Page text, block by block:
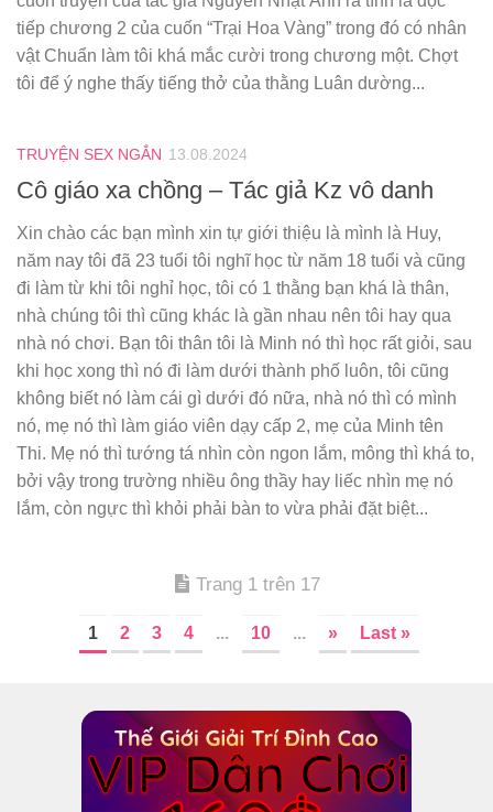
tiếp chương 2 của cuốn “Trại Hoa Vàng” trong đó có nhân
vật Chuẩn làm tôi khá mắc cười trong chương một. Chợt
tôi để ý nghe thấy tiếng thở của thằng Luân dường...
TRUYỆN SEX NGẮN 13.08.2024
Cô giáo xa chồng – Tác giả Kz vô danh
Xin chào các bạn mình xin tự giới thiệu là mình là Huy,
năm nay tôi đã 23 tuổi tôi nghĩ học từ năm 18 tuổi và cũng
đi làm từ khi tôi nghỉ học, tôi có 1 thằng bạn khá là thân,
nhà chúng tôi thì cũng khác là gần nhau nên tôi hay qua
nhà nó chơi. Bạn tôi thân tôi là Minh nó thì học rất giỏi, sau
khi học xong thì nó đi làm dưới thành phố luôn, tôi cũng
không biết nó làm cái gì dưới đó nữa, nhà nó thì có mình
nó, mẹ nó thì làm giáo viên dạy cấp 2, mẹ của Minh tên
Thi. Mẹ nó thì tướng tá nhìn còn ngon lắm, mông thì khá to,
bởi vậy trong trường nhiều ông thầy hay liếc nhìn mẹ nó
lắm, còn ngực thì khỏi phải bàn to vừa phải đặt biệt...
Trang 1 trên 17
1 2 3 4 ... 10 ... » Last »